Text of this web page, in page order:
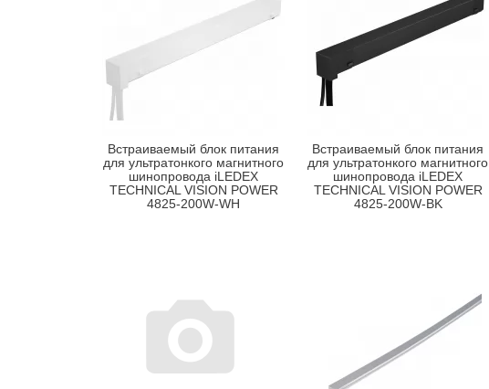
Встраиваемый блок питания
для ультратонкого магнитного
шинопровода iLEDEX
TECHNICAL VISION POWER
4825-200W-WH
Встраиваемый блок питания
для ультратонкого магнитного
шинопровода iLEDEX
TECHNICAL VISION POWER
4825-200W-BK